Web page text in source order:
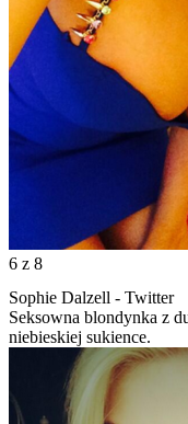
6 z 8
Sophie Dalzell - Twitter
Seksowna blondynka z
niebieskiej sukience.